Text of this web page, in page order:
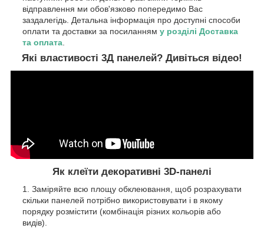
відправлення ми обов'язково попередимо Вас
заздалегідь. Детальна інформація про доступні способи
оплати та доставки за посиланням у розділі Доставка
та оплата
Які властивості 3Д панелей? Дивіться відео!
Як клеїти декоративні 3D-панелі
Заміряйте всю площу обклеювання, щоб розрахувати
скільки панелей потрібно використовувати і в якому
порядку розмістити (комбінація різних кольорів або
видів).